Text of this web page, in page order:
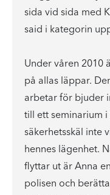
sida vid sida med
said i kategorin
Under våren 2010
på allas läppar.
arbetar för bjuder
till ett seminarium
säkerhetsskäl inte
hennes lägenhet.
flyttar ut är Anna
polisen och